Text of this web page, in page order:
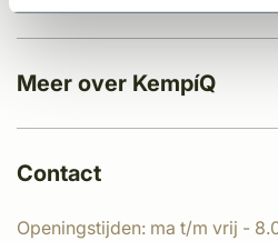
Meer over KempíQ
Contact
Openingstijden: ma t/m vrij -